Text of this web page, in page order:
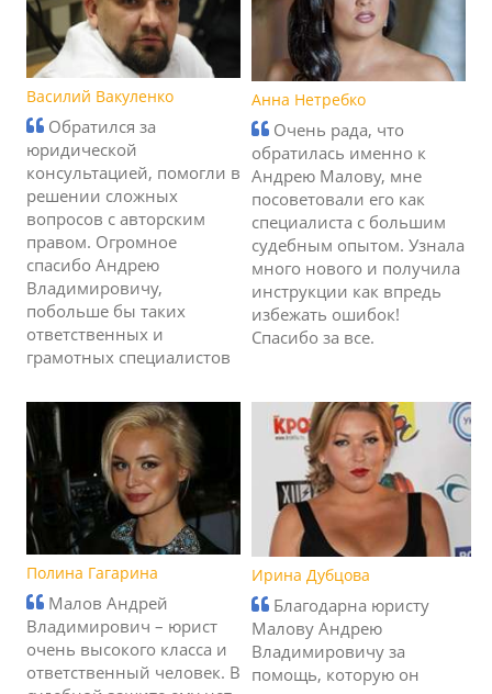
Василий Вакуленко
Обратился за
юридической
консультацией, помогли в
решении сложных
вопросов с авторским
правом. Огромное
спасибо Андрею
Владимировичу,
побольше бы таких
ответственных и
грамотных специалистов
Анна Нетребко
Очень рада, что
обратилась именно к
Андрею Малову, мне
посоветовали его как
специалиста с большим
судебным опытом. Узнала
много нового и получила
инструкции как впредь
избежать ошибок!
Спасибо за все.
Полина Гагарина
Малов Андрей
Владимирович – юрист
очень высокого класса и
ответственный человек. В
Ирина Дубцова
Благодарна юристу
Малову Андрею
Владимировичу за
помощь, которую он